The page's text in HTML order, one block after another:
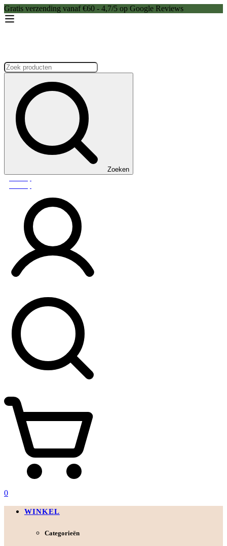
Gratis verzending vanaf €60 - 4,7/5 op Google Reviews
Zoeken:
Zoeken
0
WINKEL
Categorieën